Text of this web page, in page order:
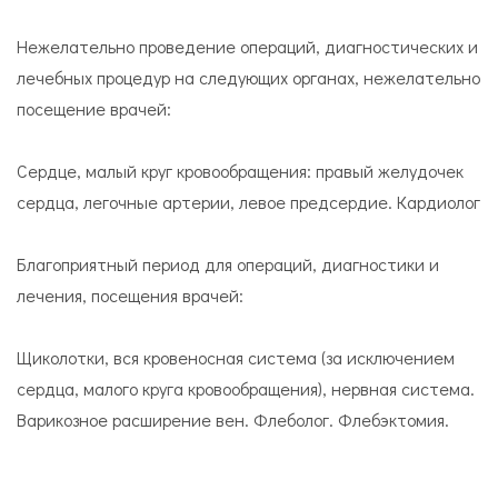
Нежелательно проведение операций, диагностических и
лечебных процедур на следующих органах, нежелательно
посещение врачей:
Сердце, малый круг кровообращения: правый желудочек
сердца, легочные артерии, левое предсердие. Кардиолог
Благоприятный период для операций, диагностики и
лечения, посещения врачей:
Щиколотки, вся кровеносная система (за исключением
сердца, малого круга кровообращения), нервная система.
Варикозное расширение вен. Флеболог. Флебэктомия.